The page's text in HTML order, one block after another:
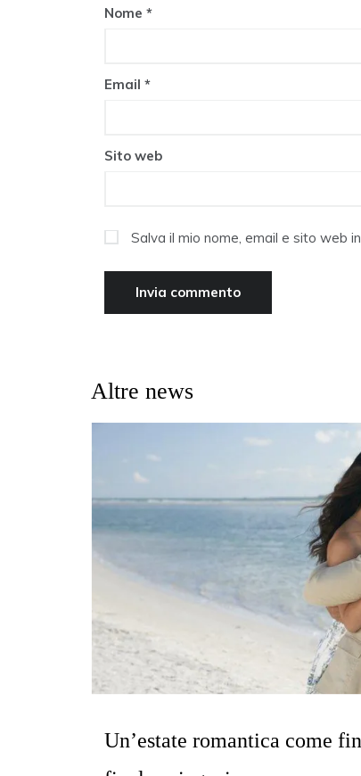
Nome *
Email *
Sito web
Salva il mio nome, email e sito web
Altre news
Un’estate romantica come